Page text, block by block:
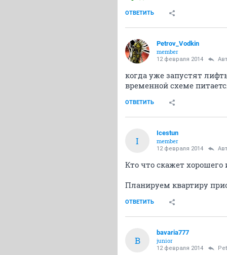
ОТВЕТИТЬ
Petrov_Vodkin
member
12 февраля 2014
когда уже запустят
временной схеме
ОТВЕТИТЬ
I
Icestun
member
12 февраля 2014
Кто что скажет
Планируем квартиру
ОТВЕТИТЬ
B
bavaria777
junior
12 февраля 2014